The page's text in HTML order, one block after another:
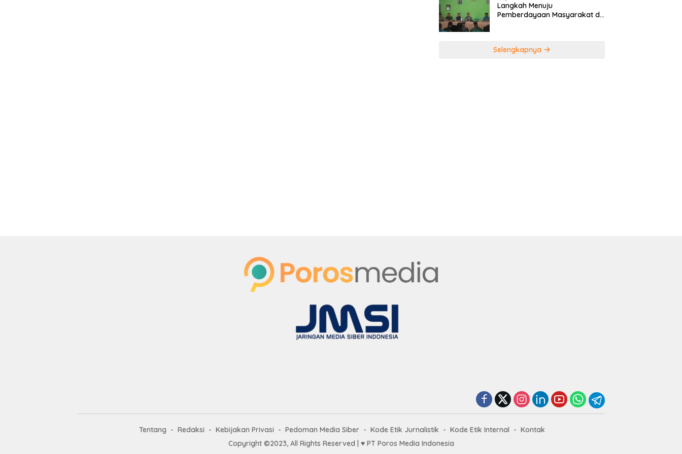
Langkah Menuju
Pemberdayaan Masyarakat di
Selengkapnya
Tentang Redaksi Kebijakan Privasi Pedoman Media Siber Kode Etik Jurnalistik Kode Etik Internal
Kontak
Copyright ©2023, All Rights Reserved | ♥ PT Poros Media Indonesia